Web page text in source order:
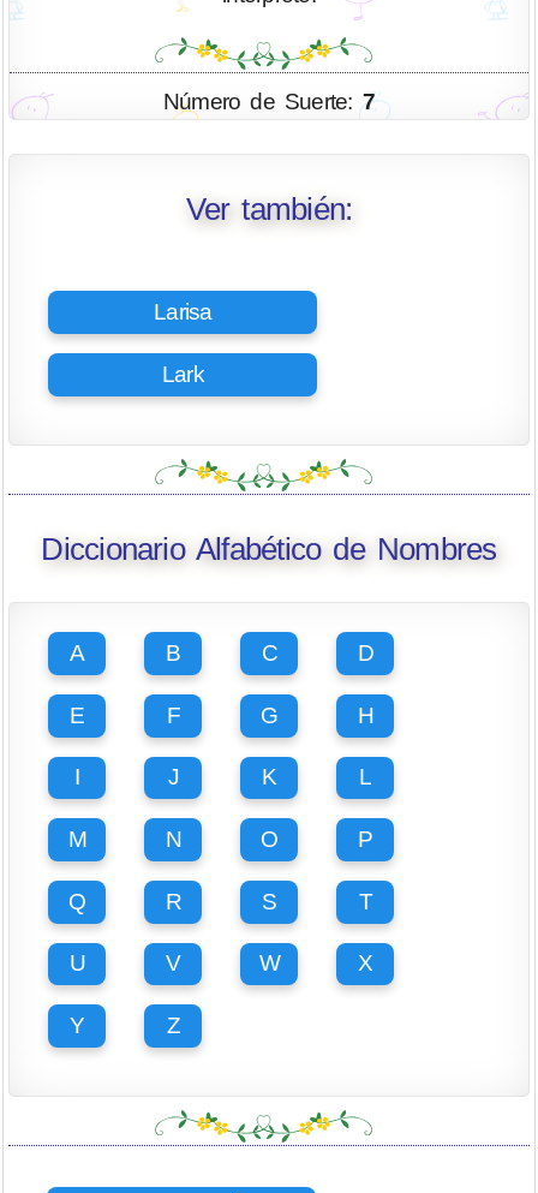
Número de Suerte:7
Ver también:
Larisa
Lark
Diccionario Alfabético de Nombres
A B C D
E F G H
I J K L
M N O P
Q R S T
U V W X
Y Z